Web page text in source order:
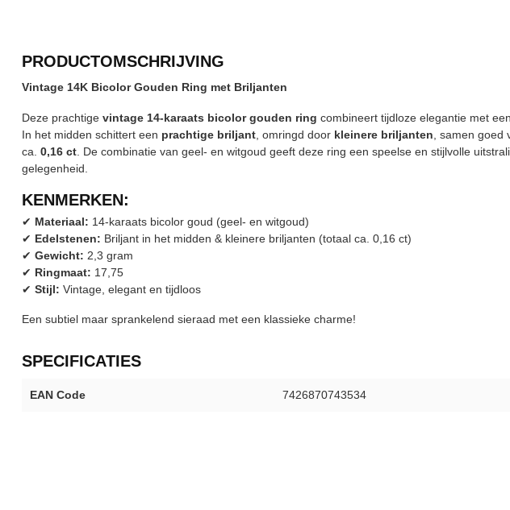
PRODUCTOMSCHRIJVING
Vintage 14K Bicolor Gouden Ring met Briljanten
Deze prachtige vintage 14-karaats bicolor gouden ring combineert tijdloze elegantie met
In het midden schittert een prachtige briljant , omringd door kleinere briljanten , samen
ca. 0,16 ct . De combinatie van geel- en witgoud geeft deze ring een speelse en stijlvolle
gelegenheid.
KENMERKEN:
✔ Materiaal: 14-karaats bicolor goud (geel- en witgoud)
✔ Edelstenen: Briljant in het midden & kleinere briljanten (totaal ca. 0,16 ct)
✔ Gewicht: 2,3 gram
✔ Ringmaat: 17,75
✔ Stijl: Vintage, elegant en tijdloos
Een subtiel maar sprankelend sieraad met een klassieke charme!
SPECIFICATIES
EAN Code 7426870743534